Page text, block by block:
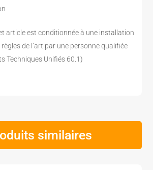
article est conditionnée à une installation
de l’art par une personne qualifiée
Techniques Unifiés 60.1)
similaires